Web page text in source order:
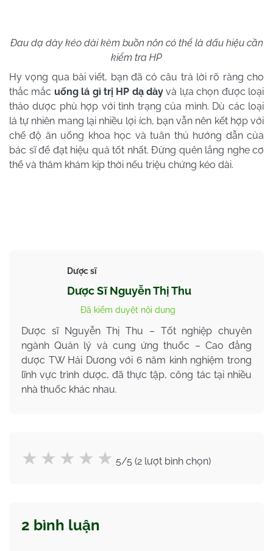
Đau dạ dày kéo dài kèm buồn nôn có thể là dấu hiệu cần
kiểm tra HP
Hy vọng qua bài viết, bạn đã có câu trả lời rõ ràng cho
thắc mắc uống lá gì trị HP dạ dày và lựa chọn được loại
thảo dược phù hợp với tình trạng của mình. Dù các loại
lá tự nhiên mang lại nhiều lợi ích, bạn vẫn nên kết hợp với
chế độ ăn uống khoa học và tuân thủ hướng dẫn của
bác sĩ để đạt hiệu quả tốt nhất. Đừng quên lắng nghe cơ
thể và thăm khám kịp thời nếu triệu chứng kéo dài.
Dược sĩ
Dược Sĩ Nguyễn Thị Thu
Đã kiểm duyệt nội dung
Dược sĩ Nguyễn Thị Thu – Tốt nghiệp chuyên
ngành Quản lý và cung ứng thuốc – Cao đẳng
dược TW Hải Dương với 6 năm kinh nghiệm trong
lĩnh vực trình dược, đã thực tập, công tác tại nhiều
nhà thuốc khác nhau.
5/5 (2 lượt bình chọn)
2 bình luận